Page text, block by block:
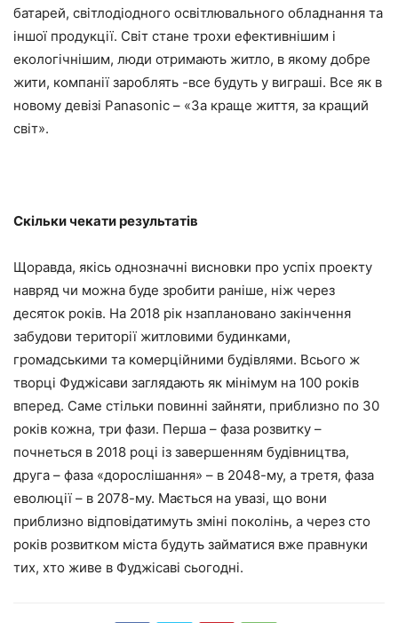
батарей, світлодіодного освітлювального обладнання та
іншої продукції. Світ стане трохи ефективнішим і
екологічнішим, люди отримають житло, в якому добре
жити, компанії зароблять -все будуть у виграші. Все як в
новому девізі Panasonic – «За краще життя, за кращий
світ».
Скільки чекати результатів
Щоравда, якісь однозначні висновки про успіх проекту
навряд чи можна буде зробити раніше, ніж через
десяток років. На 2018 рік нзаплановано закінчення
забудови території житловими будинками,
громадськими та комерційними будівлями. Всього ж
творці Фуджісави заглядають як мінімум на 100 років
вперед. Саме стільки повинні зайняти, приблизно по 30
років кожна, три фази. Перша – фаза розвитку –
почнеться в 2018 році із завершенням будівництва,
друга – фаза «дорослішання» – в 2048-му, а третя, фаза
еволюції – в 2078-му. Мається на увазі, що вони
приблизно відповідатимуть зміні поколінь, а через сто
років розвитком міста будуть займатися вже правнуки
тих, хто живе в Фуджісаві сьогодні.